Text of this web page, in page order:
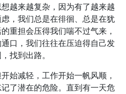
越来越复杂，因为有了越来越
，我们总是在徘徊、总是在犹
重担会压得我们喘不过气来，
口，我们往往在压迫得自己发
找到出路。
始减轻，工作开始一帆风顺，
了潜在的危险。直到有一天危